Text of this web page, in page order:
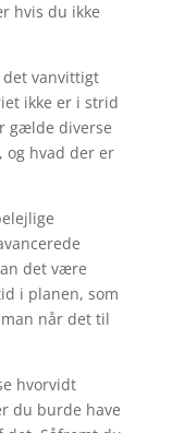
hvis du ikke
det vanvittigt
ikke er i strid
gælde diverse
hvad der er
det være
i planen, som
når det til
hvorvidt
du burde have